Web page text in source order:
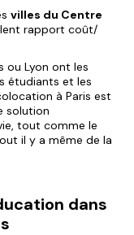
villes du Centre
rapport coût/
ou Lyon ont les
étudiants et les
à Paris est
solution
tout comme le
il y a même de la
dans